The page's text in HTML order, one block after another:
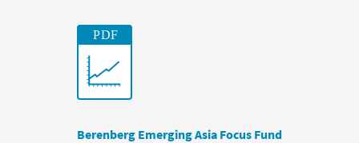
Berenberg Emerging Asia Focus Fund